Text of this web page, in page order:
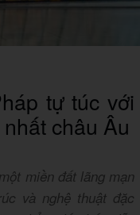
tự túc với
châu Âu
miền đất lãng mạn
và nghệ thuật đặc